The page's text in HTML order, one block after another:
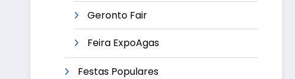
Geronto Fair
Feira ExpoAgas
Festas Populares